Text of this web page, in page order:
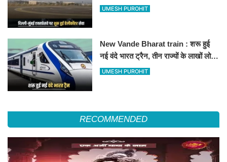
हेलीकॉप्टर सर्विस से तुरंत घायल पहुंचेगा
UMESH PUROHIT
New Vande Bharat train : शरू हुई
नई वंदे भारत ट्रैन, तीन राज्यों के लाखों लोगों
का सफर होगा आसान, देखें पूरा रूटमैप
UMESH PUROHIT
RECOMMENDED